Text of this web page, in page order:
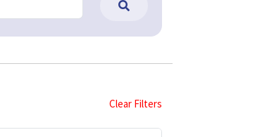
Clear Filters